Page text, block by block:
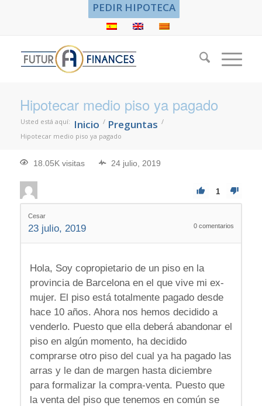
PEDIR HIPOTECA
Hipotecar medio piso ya pagado
Usted está aquí: Inicio / Preguntas /
Hipotecar medio piso ya pagado
18.05K visitas 24 julio, 2019
1
Cesar
23 julio, 2019 0 comentarios
Hola, Soy copropietario de un piso en la
provincia de Barcelona en el que vive mi ex-
mujer. El piso está totalmente pagado desde
hace 10 años. Ahora nos hemos decidido a
venderlo. Puesto que ella deberá abandonar el
piso en algún momento, ha decidido
comprarse otro piso del cual ya ha pagado las
arras y le dan de margen hasta diciembre
para formalizar la compra-venta. Puesto que
la venta del piso que tenemos en común se